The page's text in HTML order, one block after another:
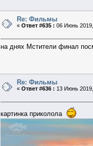
Re: Фильмы
«Ответ #635 : 06 Июнь
на днях Мстители финал
Re: Фильмы
«Ответ #636 : 13 Июнь
картинка приколола